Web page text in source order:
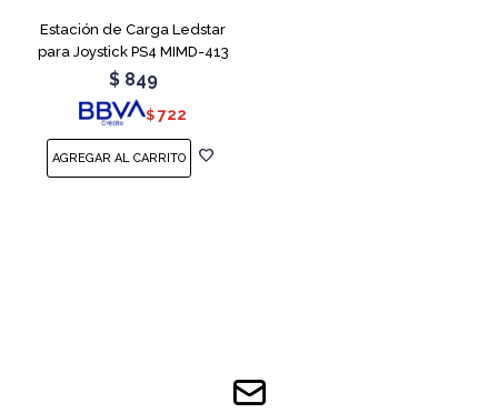
Estación de Carga Ledstar
para Joystick PS4 MIMD-413
RGB
$ 849
$ 722